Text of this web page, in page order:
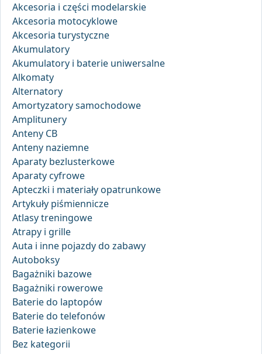
Akcesoria i części modelarskie
Akcesoria motocyklowe
Akcesoria turystyczne
Akumulatory
Akumulatory i baterie uniwersalne
Alkomaty
Alternatory
Amortyzatory samochodowe
Amplitunery
Anteny CB
Anteny naziemne
Aparaty bezlusterkowe
Aparaty cyfrowe
Apteczki i materiały opatrunkowe
Artykuły piśmiennicze
Atlasy treningowe
Atrapy i grille
Auta i inne pojazdy do zabawy
Autoboksy
Bagażniki bazowe
Bagażniki rowerowe
Baterie do laptopów
Baterie do telefonów
Baterie łazienkowe
Bez kategorii